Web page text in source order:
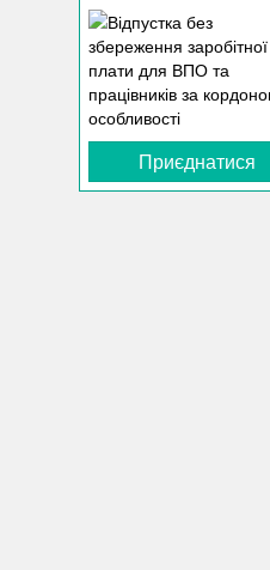
Приєднатися